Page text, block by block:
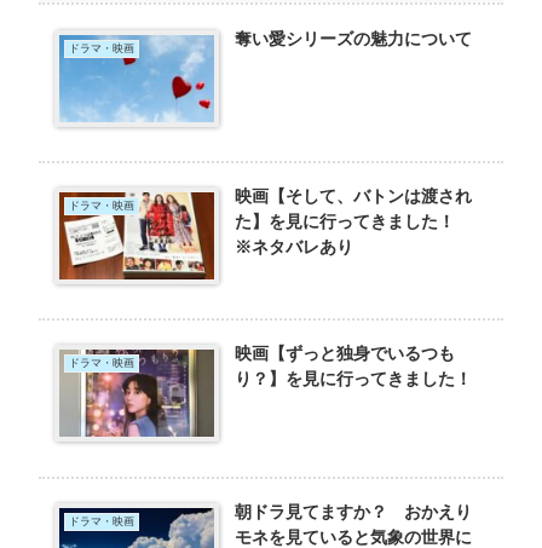
ドラマ・映画 奪い愛シリーズの魅力について
ドラマ・映画
映画【そして、バトンは渡され
た】を見に行ってきました！
※ネタバレあり
ドラマ・映画
映画【ずっと独身でいるつも
り？】を見に行ってきました！
ドラマ・映画
朝ドラ見てますか？ おかえり
モネを見ていると気象の世界に